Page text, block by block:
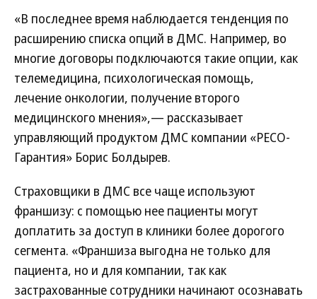
«В последнее время наблюдается тенденция по
расширению списка опций в ДМС. Например, во
многие договоры подключаются такие опции, как
телемедицина, психологическая помощь,
лечение онкологии, получение второго
медицинского мнения»,— рассказывает
управляющий продуктом ДМС компании «РЕСО-
Гарантия» Борис Болдырев.
Страховщики в ДМС все чаще используют
франшизу: с помощью нее пациенты могут
доплатить за доступ в клиники более дорогого
сегмента. «Франшиза выгодна не только для
пациента, но и для компании, так как
застрахованные сотрудники начинают осознавать